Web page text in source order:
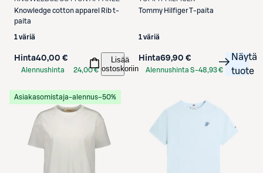
Knowledge cotton apparel Rib t-
paita
1 väriä
Hinta40,00 €
Alennushinta
24,00 €
Lisää
ostoskoriin
Tommy HilfigerT-paita
1 väriä
Hinta69,90 €
Alennushinta S-48,93 €
Näytä
tuote
Asiakasomistaja-alennus−50%